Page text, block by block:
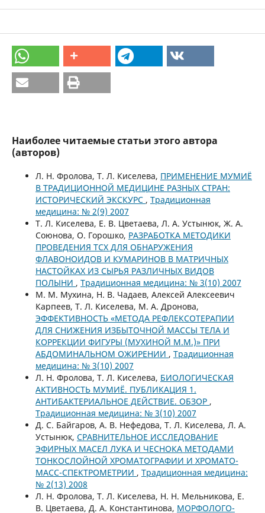
Наиболее читаемые статьи этого автора
(авторов)
Л. Н. Фролова, Т. Л. Киселева, ПРИМЕНЕНИЕ МУМИЁ
В ТРАДИЦИОННОЙ МЕДИЦИНЕ РАЗНЫХ СТРАН:
ИСТОРИЧЕСКИЙ ЭКСКУРС , Традиционная
медицина: № 2(9) 2007
Т. Л. Киселева, Е. В. Цветаева, Л. А. Устынюк, Ж. А.
Союнова, О. Горошко, РАЗРАБОТКА МЕТОДИКИ
ПРОВЕДЕНИЯ ТСХ ДЛЯ ОБНАРУЖЕНИЯ
ФЛАВОНОИДОВ И КУМАРИНОВ В МАТРИЧНЫХ
НАСТОЙКАХ ИЗ СЫРЬЯ РАЗЛИЧНЫХ ВИДОВ
ПОЛЫНИ , Традиционная медицина: № 3(10) 2007
М. М. Мухина, Н. В. Чадаев, Алексей Алексеевич
Карпеев, Т. Л. Киселева, М. А. Дронова,
ЭФФЕКТИВНОСТЬ «МЕТОДА РЕФЛЕКСОТЕРАПИИ
ДЛЯ СНИЖЕНИЯ ИЗБЫТОЧНОЙ МАССЫ ТЕЛА И
КОРРЕКЦИИ ФИГУРЫ (МУХИНОЙ М.М.)» ПРИ
АБДОМИНАЛЬНОМ ОЖИРЕНИИ , Традиционная
медицина: № 3(10) 2007
Л. Н. Фролова, Т. Л. Киселева, БИОЛОГИЧЕСКАЯ
АКТИВНОСТЬ МУМИЁ. ПУБЛИКАЦИЯ 1.
АНТИБАКТЕРИАЛЬНОЕ ДЕЙСТВИЕ. ОБЗОР ,
Традиционная медицина: № 3(10) 2007
Д. С. Байгаров, А. В. Нефедова, Т. Л. Киселева, Л. А.
Устынюк, СРАВНИТЕЛЬНОЕ ИССЛЕДОВАНИЕ
ЭФИРНЫХ МАСЕЛ ЛУКА И ЧЕСНОКА МЕТОДАМИ
ТОНКОСЛОЙНОЙ ХРОМАТОГРАФИИ И ХРОМАТО-
МАСС-СПЕКТРОМЕТРИИ , Традиционная медицина:
№ 2(13) 2008
Л. Н. Фролова, Т. Л. Киселева, Н. Н. Мельникова, Е.
В. Цветаева, Д. А. Константинова, МОРФОЛОГО-